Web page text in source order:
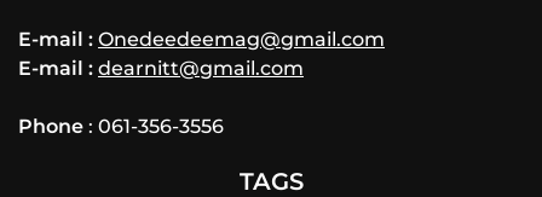
E-mail : Onedeedeemag@gmail.com
E-mail : dearnitt@gmail.com
Phone : 061-356-3556
TAGS